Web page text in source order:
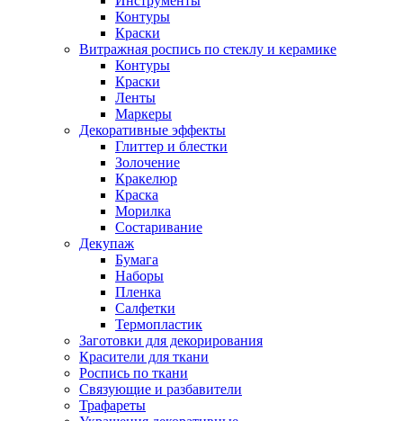
Контуры
Краски
Витражная роспись по стеклу и керамике
Контуры
Краски
Ленты
Маркеры
Декоративные эффекты
Глиттер и блестки
Золочение
Кракелюр
Краска
Морилка
Состаривание
Декупаж
Бумага
Наборы
Пленка
Салфетки
Термопластик
Заготовки для декорирования
Красители для ткани
Роспись по ткани
Связующие и разбавители
Трафареты